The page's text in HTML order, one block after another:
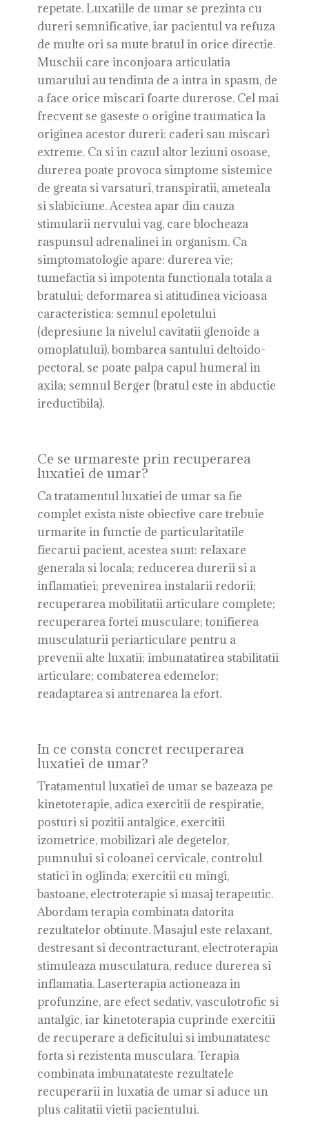
repetate. Luxatiile de umar se prezinta cu
dureri semnificative, iar pacientul va refuza
de multe ori sa mute bratul in orice directie.
Muschii care inconjoara articulatia
umarului au tendinta de a intra in spasm, de
a face orice miscari foarte durerose. Cel mai
frecvent se gaseste o origine traumatica la
originea acestor dureri: caderi sau miscari
extreme. Ca si in cazul altor leziuni osoase,
durerea poate provoca simptome sistemice
de greata si varsaturi, transpiratii, ameteala
si slabiciune. Acestea apar din cauza
stimularii nervului vag, care blocheaza
raspunsul adrenalinei in organism. Ca
simptomatologie apare: durerea vie;
tumefactia si impotenta functionala totala a
bratului; deformarea si atitudinea vicioasa
caracteristica: semnul epoletului
(depresiune la nivelul cavitatii glenoide a
omoplatului), bombarea santului deltoido-
pectoral, se poate palpa capul humeral in
axila; semnul Berger (bratul este in abductie
ireductibila).
Ce se urmareste prin recuperarea
luxatiei de umar?
Ca tratamentul luxatiei de umar sa fie
complet exista niste obiective care trebuie
urmarite in functie de particularitatile
fiecarui pacient, acestea sunt: relaxare
generala si locala; reducerea durerii si a
inflamatiei; prevenirea instalarii redorii;
recuperarea mobilitatii articulare complete;
recuperarea fortei musculare; tonifierea
musculaturii periarticulare pentru a
prevenii alte luxatii; imbunatatirea stabilitatii
articulare; combaterea edemelor;
readaptarea si antrenarea la efort.
In ce consta concret recuperarea
luxatiei de umar?
Tratamentul luxatiei de umar se bazeaza pe
kinetoterapie, adica exercitii de respiratie,
posturi si pozitii antalgice, exercitii
izometrice, mobilizari ale degetelor,
pumnului si coloanei cervicale, controlul
statici in oglinda; exercitii cu mingi,
bastoane, electroterapie si masaj terapeutic.
Abordam terapia combinata datorita
rezultatelor obtinute. Masajul este relaxant,
destresant si decontracturant, electroterapia
stimuleaza musculatura, reduce durerea si
inflamatia. Laserterapia actioneaza in
profunzine, are efect sedativ, vasculotrofic si
antalgic, iar kinetoterapia cuprinde exercitii
de recuperare a deficitului si imbunatatesc
forta si rezistenta musculara. Terapia
combinata imbunatateste rezultatele
recuperarii in luxatia de umar si aduce un
plus calitatii vietii pacientului.